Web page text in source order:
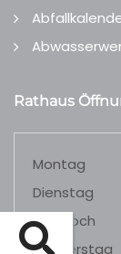
Rathaus
Montag
Dienstag
Mittwoch
Donnerstag